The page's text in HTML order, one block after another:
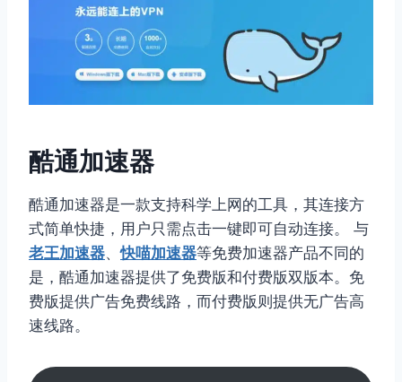
酷通加速器
酷通加速器是一款支持科学上网的工具，其连接方
式简单快捷，用户只需点击一键即可自动连接。
与
老王加速器、快喵加速器等免费加速器产品不同的
是，酷通加速器提供了免费版和付费版双版本。免
费版提供广告免费线路，而付费版则提供无广告高
速线路。